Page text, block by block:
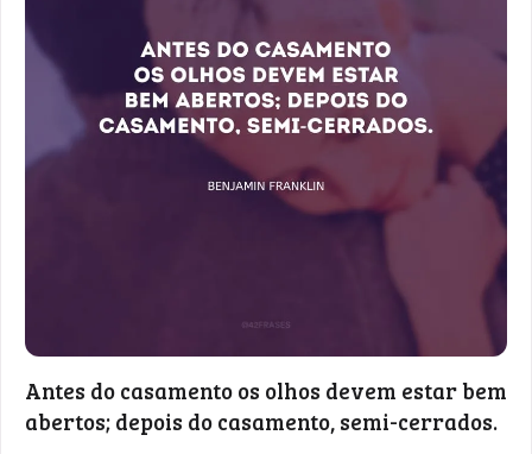
Antes do casamento os olhos devem estar bem
abertos; depois do casamento, semi-cerrados.